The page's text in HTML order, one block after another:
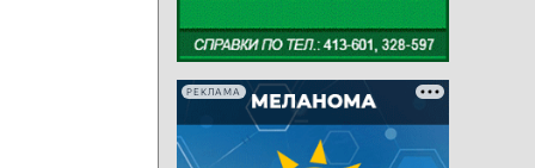
РЕКЛАМА